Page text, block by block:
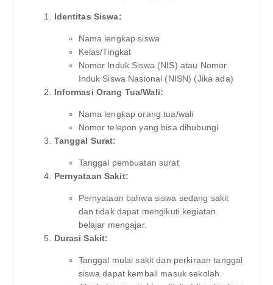
Identitas Siswa:
Nama lengkap siswa
Kelas/Tingkat
Nomor Induk Siswa (NIS) atau Nomor
Induk Siswa Nasional (NISN) (Jika ada)
Informasi Orang Tua/Wali:
Nama lengkap orang tua/wali
Nomor telepon yang bisa dihubungi
Tanggal Surat:
Tanggal pembuatan surat
Pernyataan Sakit:
Pernyataan bahwa siswa sedang sakit
dan tidak dapat mengikuti kegiatan
belajar mengajar.
Durasi Sakit:
Tanggal mulai sakit dan perkiraan tanggal
siswa dapat kembali masuk sekolah.